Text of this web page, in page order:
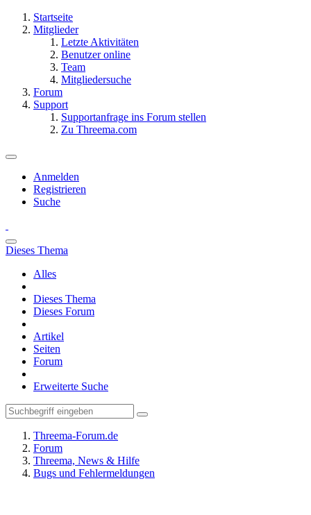
Startseite
Mitglieder
Letzte Aktivitäten
Benutzer online
Team
Mitgliedersuche
Forum
Support
Supportanfrage ins Forum stellen
Zu Threema.com
Anmelden
Registrieren
Suche
Dieses Thema
Alles
Dieses Thema
Dieses Forum
Artikel
Seiten
Forum
Erweiterte Suche
Threema-Forum.de
Forum
Threema, News & Hilfe
Bugs und Fehlermeldungen